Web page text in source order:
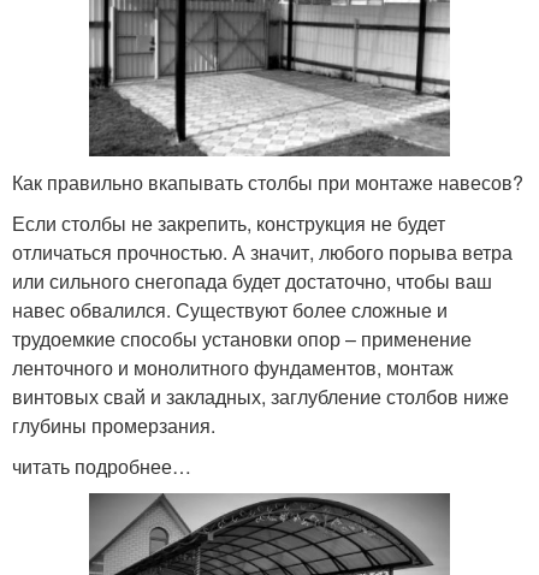
Как правильно вкапывать столбы при монтаже навесов?
Если столбы не закрепить, конструкция не будет
отличаться прочностью. А значит, любого порыва ветра
или сильного снегопада будет достаточно, чтобы ваш
навес обвалился. Существуют более сложные и
трудоемкие способы установки опор – применение
ленточного и монолитного фундаментов, монтаж
винтовых свай и закладных, заглубление столбов ниже
глубины промерзания.
читать подробнее…